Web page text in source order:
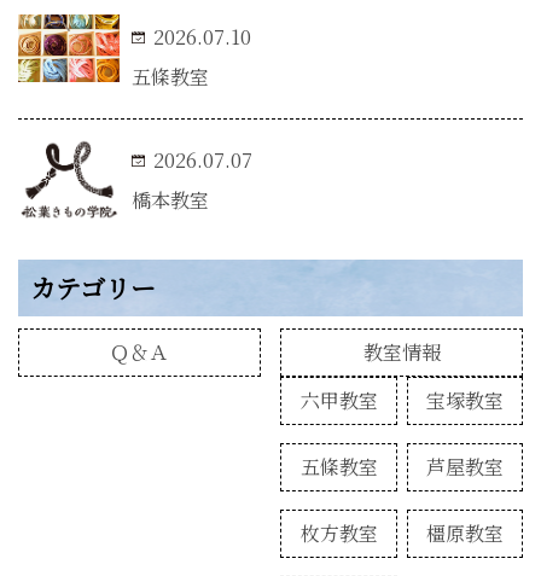
五條教室
2026.07.10
橋本教室
2026.07.07
カテゴリー
Ｑ＆Ａ
教室情報
六甲教室
宝塚教室
五條教室 芦屋教室
枚方教室 橿原教室